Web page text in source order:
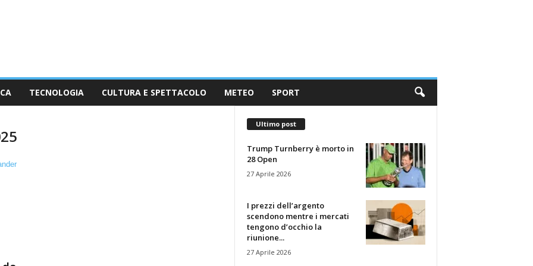
TECNOLOGIA CULTURA E SPETTACOLO METEO SPORT
Ultimo post
Trump Turnberry è morto in
28 Open
27 Aprile 2026
I prezzi dell’argento
scendono mentre i mercati
tengono d’occhio la
riunione...
27 Aprile 2026